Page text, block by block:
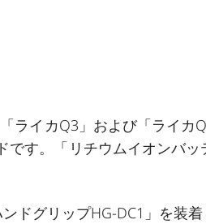
ライカQ3」および「ライ
す。「リチウムイオンバ
ドグリップHG-DC1」を装